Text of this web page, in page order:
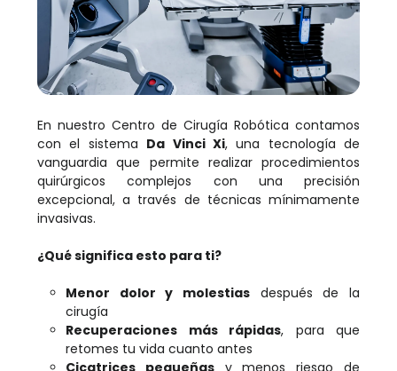
En nuestro Centro de Cirugía Robótica contamos
con el sistema Da Vinci Xi, una tecnología de
vanguardia que permite realizar procedimientos
quirúrgicos complejos con una precisión
excepcional, a través de técnicas mínimamente
invasivas.
¿Qué significa esto para ti?
Menor dolor y molestias después de la
cirugía
Recuperaciones más rápidas, para que
retomes tu vida cuanto antes
Cicatrices pequeñasy menos riesgo de